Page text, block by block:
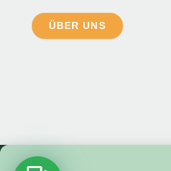
ÜBER UNS